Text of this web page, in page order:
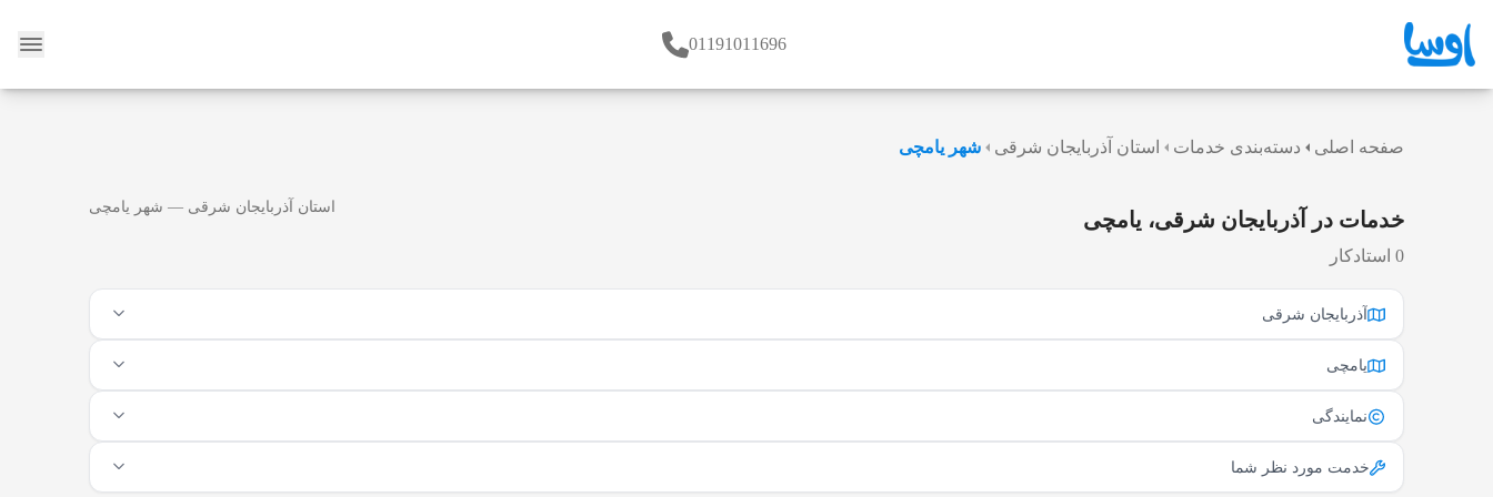
01191011696
صفحه اصلی دسته‌بندی خدمات استان آذربایجان شرقی شهر یامچی
خدمات در آذربایجان شرقی، یامچی
0 استادکار
استان آذربایجان شرقی — شهر یامچی
آذربایجان شرقی
یامچی
نمایندگی
خدمت مورد نظر شما